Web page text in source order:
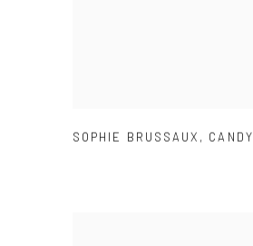
SOPHIE BRUSSAUX , CANDY